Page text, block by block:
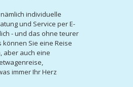
individuelle
und Service per E-
- und das ohne teurer
Sie eine Reise
aber auch eine
immer Ihr Herz